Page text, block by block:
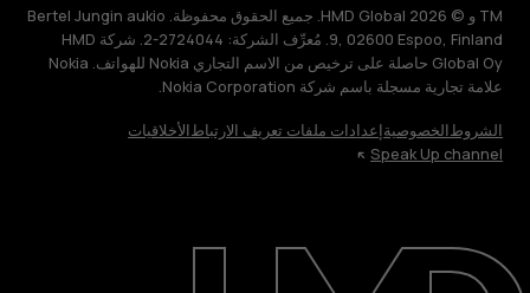
حول
TM و © 2026 HMD Global. جميع الحقوق محفوظة. Bertel Jungin aukio
9, 02600 Espoo, Finland. مُعرِّف الشركة: 2724044-2. شركة HMD
Global Oy حاصلة على ترخيص من الاسم التجاري Nokia للهواتف. Nokia
علامة تجارية مسجلة باسم شركة Nokia Corporation.
الشروطالخصوصيةإعدادات ملفات تعريف الارتباطالأخلاقيات
Speak Up channel